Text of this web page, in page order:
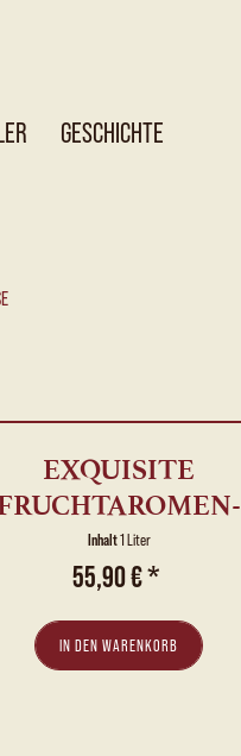
GESCHICHTE
EXQUISITE
DUO: WILLIAMS-
BIRNE- &...
Inhalt1 Liter
55,90 € *
IN DEN WARENKORB